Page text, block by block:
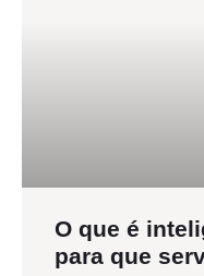
O que é
para que